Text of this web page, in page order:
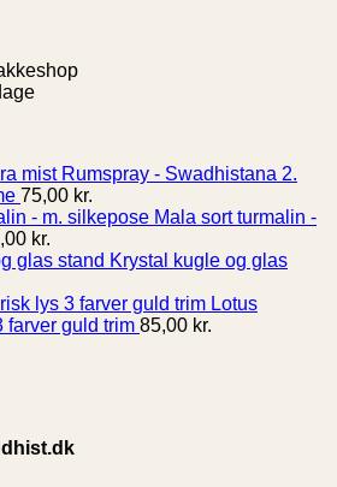
Rumspray - Swadhistana 2.
75,00 kr.
Mala sort turmalin -
kr.
Krystal kugle og glas
Lotus
guld trim 85,00 kr.